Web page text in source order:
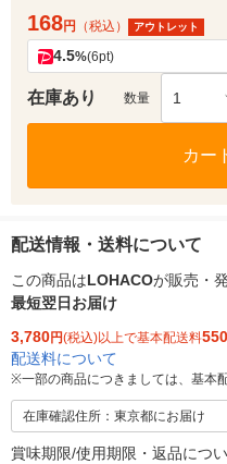
168円 （税込） アウトレット
4.5%(6pt)
在庫あり 数量 1
カー
配送情報・送料について
この商品はLOHACOが販売・
最短翌日お届け
3,780円(税込)以上で基本配送料550
配送料について
※一部の商品につきましては、基本
在庫確認住所：東京都にお届け
賞味期限/使用期限・返品につ